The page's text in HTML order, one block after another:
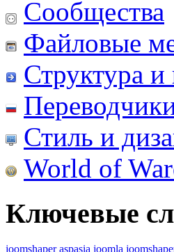
Сообщества
Файловые
Структура и
Стиль и
World of
Ключевые
joomshaper aspasia joomla